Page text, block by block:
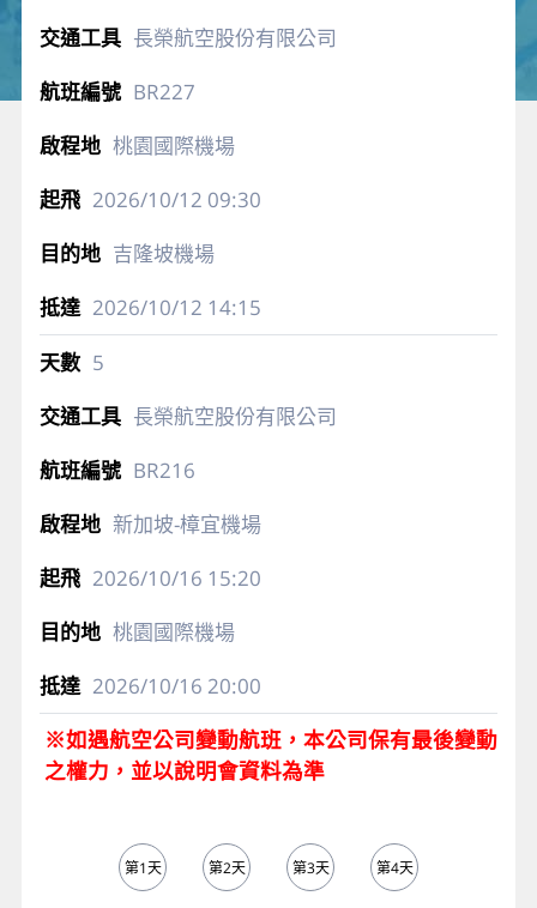
長榮航空股份有限公司
BR227
桃園國際機場
2026/10/12 09:30
吉隆坡機場
2026/10/12 14:15
5
長榮航空股份有限公司
BR216
新加坡-樟宜機場
2026/10/16 15:20
桃園國際機場
2026/10/16 20:00
※如遇航空公司變動航班，本公司保有最後變動
之權力，並以說明會資料為準
第1天 第2天 第3天 第4天